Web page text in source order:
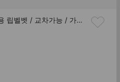
(1+1+1) 바이플라워 에코 크레용 립벨벳 / 교차가능 / 가볍고 발림성 좋은 멀티 크레용